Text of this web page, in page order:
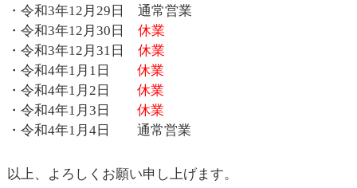
・令和3年12月29日 通常営業
・令和3年12月30日 休業
・令和3年12月31日 休業
・令和4年1月1日 休業
・令和4年1月2日 休業
・令和4年1月3日 休業
・令和4年1月4日 通常営業
以上、よろしくお願い申し上げます。